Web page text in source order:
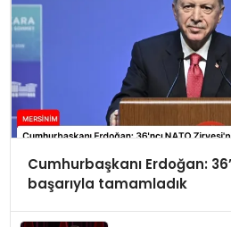
Cumhurbaşkanı Erdoğan:
başarıyla tamamladık